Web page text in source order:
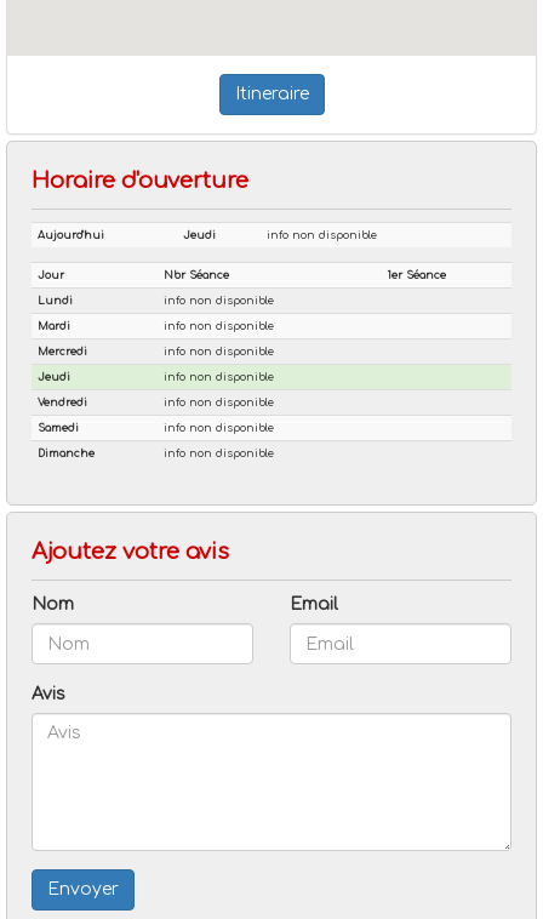
Itineraire
Horaire d'ouverture
Ajoutez votre avis
Nom Email
Avis
Envoyer